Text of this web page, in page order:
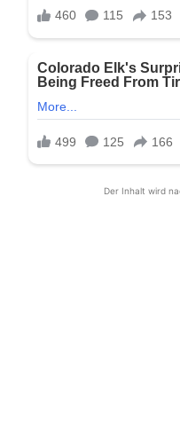
Der Inhalt wird